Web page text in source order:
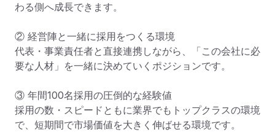
わる側へ成長できます。
② 経営陣と一緒に採用をつくる環境
代表・事業責任者と直接連携しながら、「この会社に必
要な人材」を一緒に決めていくポジションです。
③ 年間100名採用の圧倒的な経験値
採用の数・スピードともに業界でもトップクラスの環境
で、短期間で市場価値を大きく伸ばせる環境です。